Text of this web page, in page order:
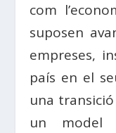
com
suposen
empreses,
país en el
una
un model